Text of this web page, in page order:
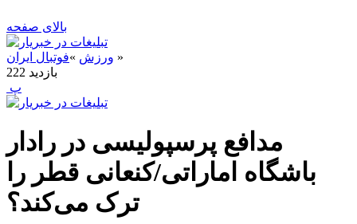
بالای صفحه
ورزش »فوتبال ایران
»
222 بازدید
‍ پ
مدافع پرسپولیسی در رادار
باشگاه اماراتی/کنعانی قطر را
ترک می‌کند؟